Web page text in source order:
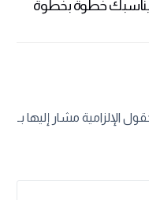
يناسبك خطوة بخطوة
الإلزامية مشار إليها بـ